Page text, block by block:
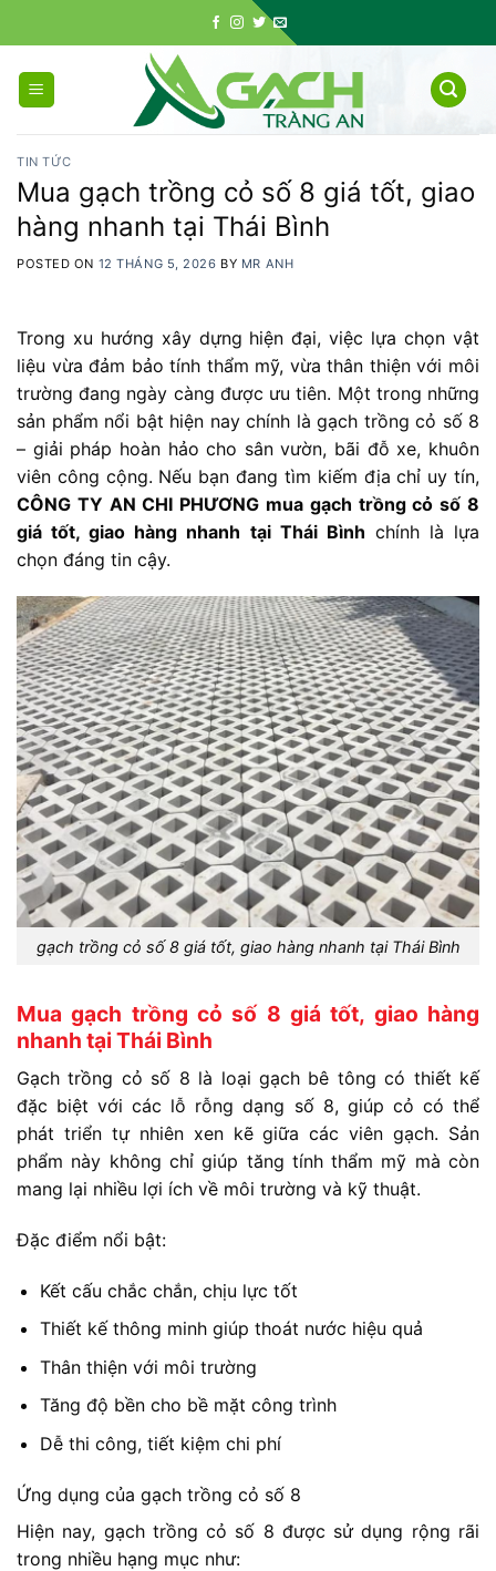
to
content
TIN TỨC
Mua gạch trồng cỏ số 8 giá tốt, giao
hàng nhanh tại Thái Bình
POSTED ON 12 THÁNG 5, 2026 BY MR ANH
Trong xu hướng xây dựng hiện đại, việc lựa chọn vật
liệu vừa đảm bảo tính thẩm mỹ, vừa thân thiện với môi
trường đang ngày càng được ưu tiên. Một trong những
sản phẩm nổi bật hiện nay chính là gạch trồng cỏ số 8
– giải pháp hoàn hảo cho sân vườn, bãi đỗ xe, khuôn
viên công cộng. Nếu bạn đang tìm kiếm địa chỉ uy tín,
CÔNG TY AN CHI PHƯƠNG mua gạch trồng cỏ số 8
giá tốt, giao hàng nhanh tại Thái Bình chính là lựa
chọn đáng tin cậy.
gạch trồng cỏ số 8 giá tốt, giao hàng nhanh tại Thái Bình
Mua gạch trồng cỏ số 8 giá tốt, giao hàng
nhanh tại Thái Bình
Gạch trồng cỏ số 8 là loại gạch bê tông có thiết kế
đặc biệt với các lỗ rỗng dạng số 8, giúp cỏ có thể
phát triển tự nhiên xen kẽ giữa các viên gạch. Sản
phẩm này không chỉ giúp tăng tính thẩm mỹ mà còn
mang lại nhiều lợi ích về môi trường và kỹ thuật.
Đặc điểm nổi bật:
Kết cấu chắc chắn, chịu lực tốt
Thiết kế thông minh giúp thoát nước hiệu quả
Thân thiện với môi trường
Tăng độ bền cho bề mặt công trình
Dễ thi công, tiết kiệm chi phí
Ứng dụng của gạch trồng cỏ số 8
Hiện nay, gạch trồng cỏ số 8 được sử dụng rộng rãi
trong nhiều hạng mục như: